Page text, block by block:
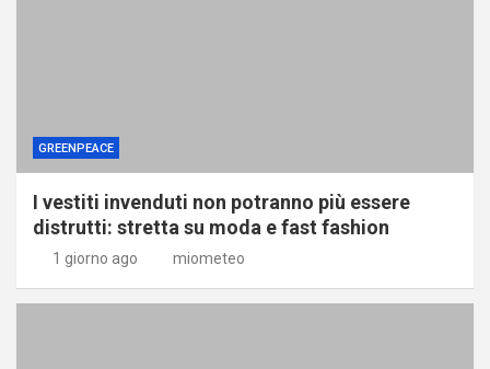
GREENPEACE
I vestiti invenduti non potranno più essere
distrutti: stretta su moda e fast fashion
1 giorno ago miometeo